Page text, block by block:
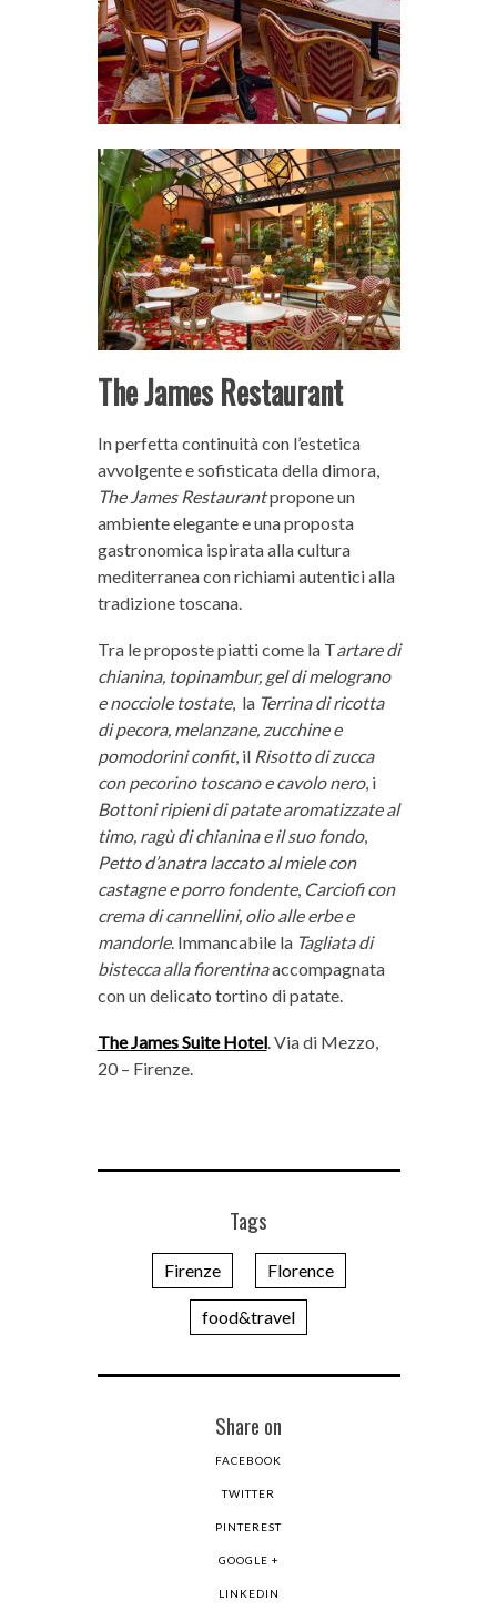
The James Restaurant
In perfetta continuità con l’estetica
avvolgente e sofisticata della dimora,
The James Restaurantpropone un
ambiente elegante e una proposta
gastronomica ispirata alla cultura
mediterranea con richiami autentici alla
tradizione toscana.
Tra le proposte piatti come la Tartare di
chianina, topinambur, gel di melograno
e nocciole tostate, la Terrina di ricotta
di pecora, melanzane, zucchine e
pomodorini confit, il Risotto di zucca
con pecorino toscano e cavolo nero, i
Bottoni ripieni di patate aromatizzate al
timo, ragù di chianina e il suo fondo,
Petto d’anatra laccato al miele con
castagne e porro fondente, Carciofi con
crema di cannellini, olio alle erbe e
mandorle. Immancabile la Tagliata di
bistecca alla fiorentinaaccompagnata
con un delicato tortino di patate.
The James Suite Hotel. Via di Mezzo,
20 – Firenze.
Tags
Firenze Florence
food&travel
Share on
FACEBOOK
TWITTER
PINTEREST
GOOGLE +
LINKEDIN